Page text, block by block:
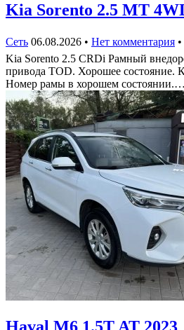
Kia Sorento 2.5 MT
Сеть 06.08.2026 • Нет комментария •
Kia Sorento 2.5 CRDi Рамный
привода TOD. Хорошее состояние.
Номер рамы в хорошем состоянии.…